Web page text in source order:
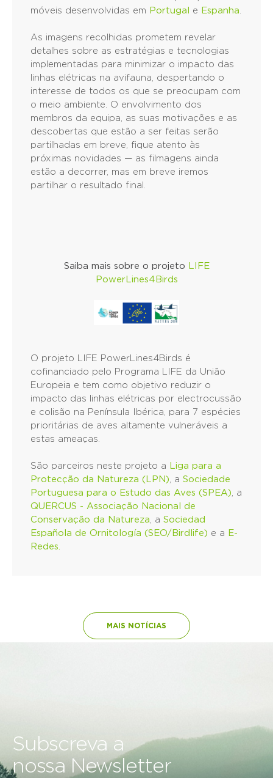
móveis desenvolvidas em Portugal e Espanha.
As imagens recolhidas prometem revelar
detalhes sobre as estratégias e tecnologias
implementadas para minimizar o impacto das
linhas elétricas na avifauna, despertando o
interesse de todos os que se preocupam com
o meio ambiente. O envolvimento dos
membros da equipa, as suas motivações e as
descobertas que estão a ser feitas serão
partilhadas em breve, fique atento às
próximas novidades — as filmagens ainda
estão a decorrer, mas em breve iremos
partilhar o resultado final.
Saiba mais sobre o projeto LIFE
PowerLines4Birds
O projeto LIFE PowerLines4Birds é
cofinanciado pelo Programa LIFE da União
Europeia e tem como objetivo reduzir o
impacto das linhas elétricas por electrocussão
e colisão na Península Ibérica, para 7 espécies
prioritárias de aves altamente vulneráveis a
estas ameaças.
São parceiros neste projeto a Liga para a
Protecção da Natureza (LPN), a Sociedade
Portuguesa para o Estudo das Aves (SPEA), a
QUERCUS - Associação Nacional de
Conservação da Natureza, a Sociedad
Española de Ornitología (SEO/Birdlife) e a E-
Redes.
MAIS NOTÍCIAS
Subscreva a
nossa Newsletter